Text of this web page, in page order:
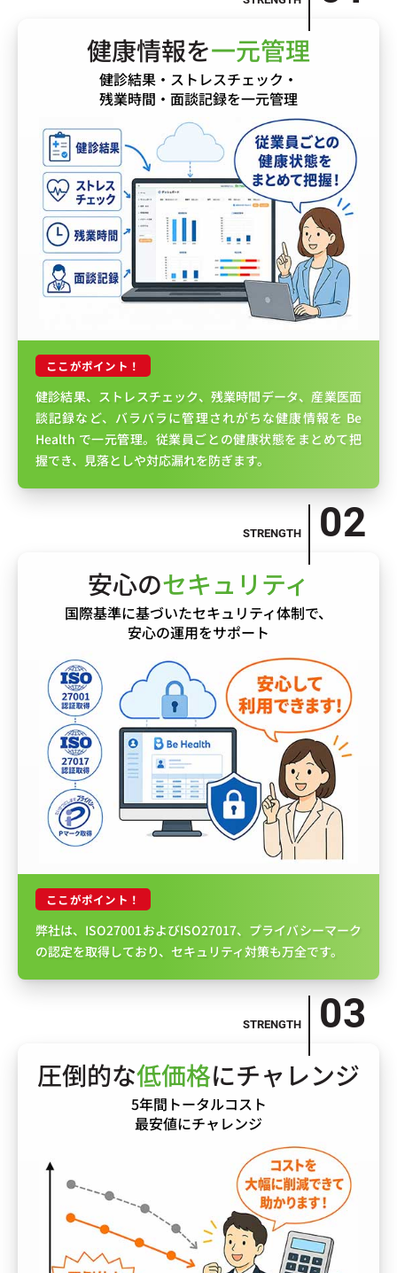
健康情報を一元管理
健診結果・ストレスチェック・
残業時間・面談記録を一元管理
ここがポイント！
健診結果、ストレスチェック、残業時間データ、産業医面
談記録など、バラバラに管理されがちな健康情報を Be
Health で一元管理。従業員ごとの健康状態をまとめて把
握でき、見落としや対応漏れを防ぎます。
安心のセキュリティ
国際基準に基づいたセキュリティ体制で、
安心の運用をサポート
ここがポイント！
弊社は、ISO27001およびISO27017、プライバシーマーク
の認定を取得しており、セキュリティ対策も万全です。
圧倒的な低価格にチャレンジ
5年間トータルコスト
最安値にチャレンジ